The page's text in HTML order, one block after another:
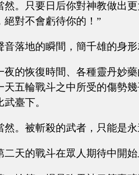
然。只要日后你對神教做出
絕對不會虧待你的！”
音落地的瞬間，簡千雄的身
夜的恢復時間、各種靈丹妙
天五輪戰斗之中所受的傷勢
臺下。
然。被斬殺的武者，只能是
二天的戰斗在眾人期待中開